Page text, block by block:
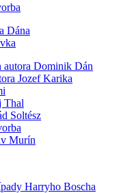
Dána
Dominik Dán
Jozef Karika
Thal
Soltész
Murín
Harryho Boscha